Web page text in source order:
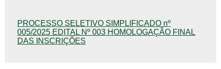
PROCESSO SELETIVO SIMPLIFICADO nº
005/2025 EDITAL Nº 003 HOMOLOGAÇÃO FINAL
DAS INSCRIÇÕES